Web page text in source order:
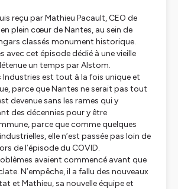
reçu par Mathieu Pacault, CEO de
plein cœur de Nantes, au sein de
classés monument historique.
avec cet épisode dédié à une vieille
un temps par Alstom.
Industries est tout à la fois unique et
parce que Nantes ne serait pas tout
devenue sans les rames qui y
des décennies pour y être
parce que comme quelques
elle n’est passée pas loin de
de l’épisode du COVID.
avaient commencé avant que
N’empêche, il a fallu des nouveaux
et Mathieu, sa nouvelle équipe et